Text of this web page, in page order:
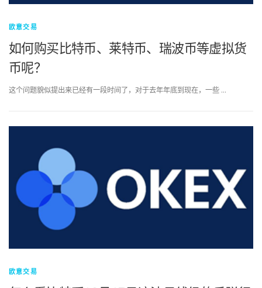
欧意交易
如何购买比特币、莱特币、瑞波币等虚拟货
币呢？
这个问题貌似提出来已经有一段时间了，对于去年年底到现在，一些 …
欧意交易